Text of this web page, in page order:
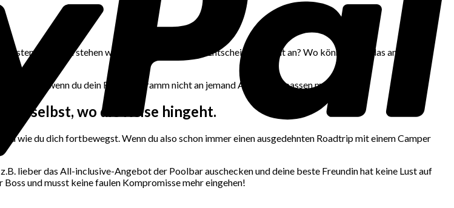
Monaten stehen willst oder eine wichtige Entscheidung steht an? Wo könntest du das am besten
lesen, wenn du dein Reiseprogramm nicht an jemand Anderen anpassen musst.
selbst, wo die Reise hingeht.
wie du dich fortbewegst. Wenn du also schon immer einen ausgedehnten Roadtrip mit einem Camper
lieber das All-inclusive-Angebot der Poolbar auschecken und deine beste Freundin hat keine Lust auf
und musst keine faulen Kompromisse mehr eingehen!